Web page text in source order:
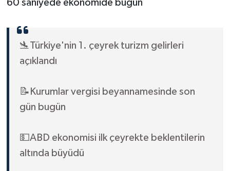
60 saniyede ekonomide bugün
🛬Türkiye'nin 1. çeyrek turizm gelirleri
açıklandı
📝Kurumlar vergisi beyannamesinde son
gün bugün
💵ABD ekonomisi ilk çeyrekte beklentilerin
altında büyüdü